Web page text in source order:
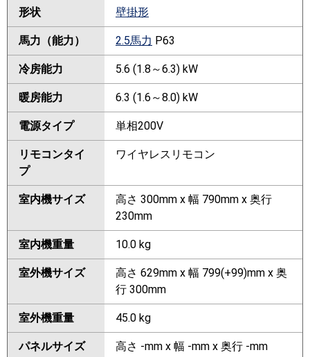
形状 壁掛形
馬力（能力） 2.5馬力 P63
冷房能力 5.6 (1.8～6.3) kW
暖房能力 6.3 (1.6～8.0) kW
電源タイプ 単相200V
リモコンタイ
プ
ワイヤレスリモコン
室内機サイズ
高さ 300mm x 幅 790mm x 奥行
230mm
室内機重量 10.0 kg
室外機サイズ
高さ 629mm x 幅 799(+99)mm x 奥
行 300mm
室外機重量 45.0 kg
パネルサイズ 高さ -mm x 幅 -mm x 奥行 -mm